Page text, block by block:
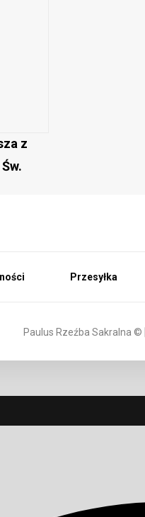
z
Przesyłka
Paulus Rzeźba Sakralna